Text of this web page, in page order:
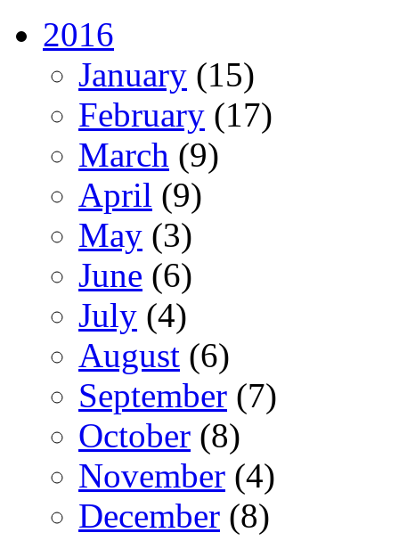
2016
January (15)
February (17)
March (9)
April (9)
May (3)
June (6)
July (4)
August (6)
September (7)
October (8)
November (4)
December (8)